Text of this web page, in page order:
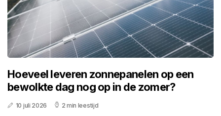
Hoeveel leveren zonnepanelen op een
bewolkte dag nog op in de zomer?
10 juli 2026 2 min leestijd